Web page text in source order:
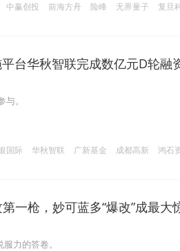
中赢创投 前海方舟 险峰 无界量子 复旦
台华秋智联完成数亿元D轮融
。
国际 华秋智联 广新基金 成都高新 鸿石
一枪，妙可蓝多“爆改”成最大
力的答卷。